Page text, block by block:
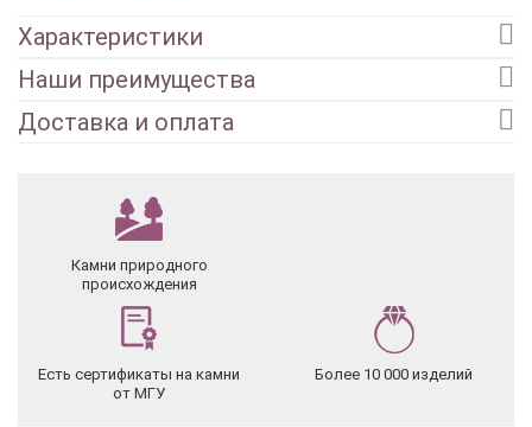
Характеристики
Наши преимущества
Доставка и оплата
Камни природного
происхождения
Есть сертификаты на камни
от МГУ
Более 10 000 изделий